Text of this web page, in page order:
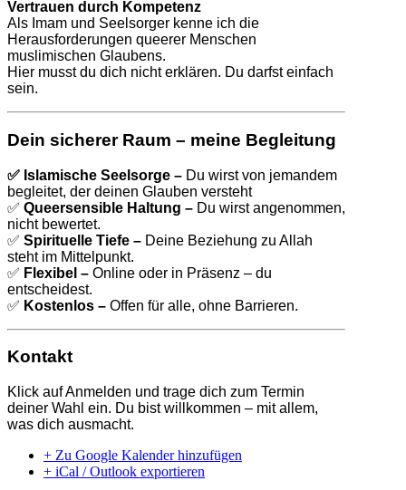
Vertrauen durch Kompetenz
Als Imam und Seelsorger kenne ich die
Herausforderungen queerer Menschen
muslimischen Glaubens.
Hier musst du dich nicht erklären. Du darfst einfach
sein.
Dein sicherer Raum – meine Begleitung
✅ Islamische Seelsorge – Du wirst von jemandem
begleitet, der deinen Glauben versteht
✅ Queersensible Haltung – Du wirst angenommen,
nicht bewertet.
✅ Spirituelle Tiefe – Deine Beziehung zu Allah
steht im Mittelpunkt.
✅ Flexibel – Online oder in Präsenz – du
entscheidest.
✅ Kostenlos – Offen für alle, ohne Barrieren.
Kontakt
Klick auf Anmelden und trage dich zum Termin
deiner Wahl ein. Du bist willkommen – mit allem,
was dich ausmacht.
+ Zu Google Kalender hinzufügen
+ iCal / Outlook exportieren